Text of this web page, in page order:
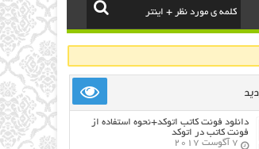
دانلود فونت کاتب اتوکد+نحوه استفاده از
فونت کاتب در اتوکد
7 آگوست 2017